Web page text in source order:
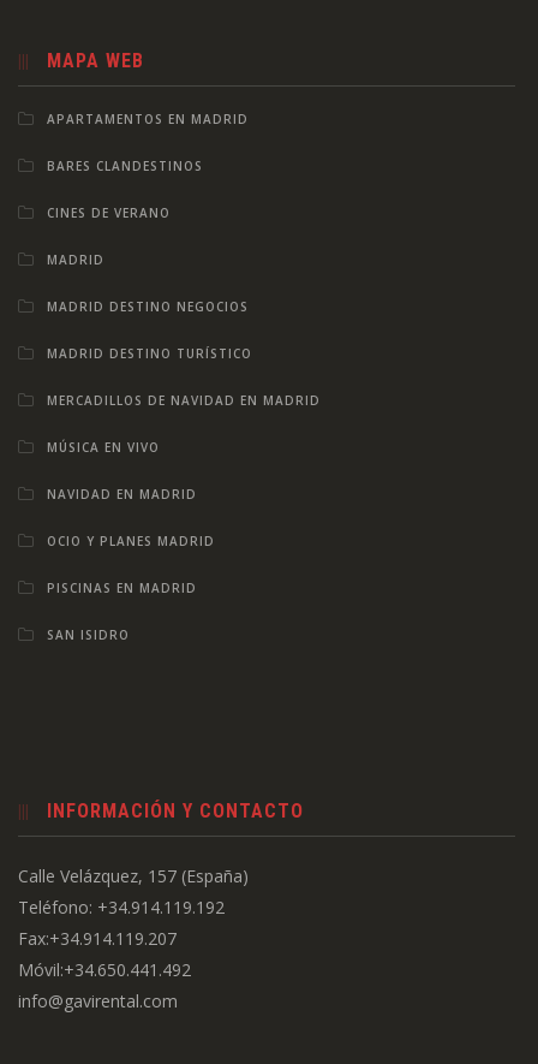
MAPA WEB
APARTAMENTOS EN MADRID
BARES CLANDESTINOS
CINES DE VERANO
MADRID
MADRID DESTINO NEGOCIOS
MADRID DESTINO TURÍSTICO
MERCADILLOS DE NAVIDAD EN MADRID
MÚSICA EN VIVO
NAVIDAD EN MADRID
OCIO Y PLANES MADRID
PISCINAS EN MADRID
SAN ISIDRO
INFORMACIÓN Y CONTACTO
Calle Velázquez, 157 (España)
Teléfono: +34.914.119.192
Fax:+34.914.119.207
Móvil:+34.650.441.492
info@gavirental.com